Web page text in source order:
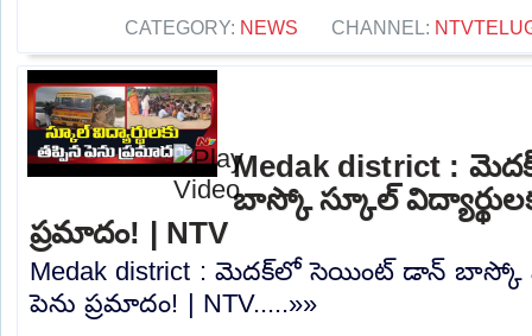
CATEGORY: NEWS CHANNEL:
Medak district :
బాస్కో స్కూల్
ప్రమాదం! | NTV
Medak district : మెదక్‌లో సెయింట్ డాన్ బాస్కో
పెను ప్రమాదం! | NTV.....»»